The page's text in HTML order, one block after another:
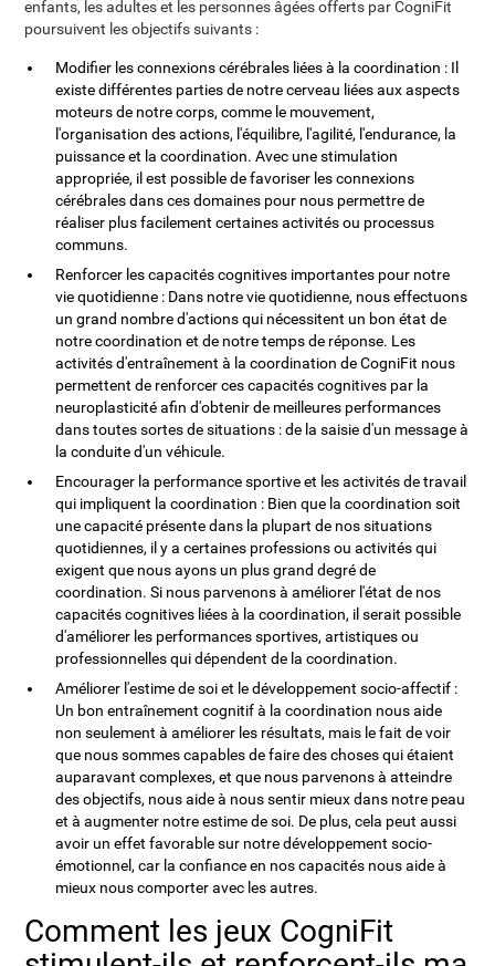
enfants, les adultes et les personnes âgées offerts par CogniFit
poursuivent les objectifs suivants :
Modifier les connexions cérébrales liées à la coordination : Il
existe différentes parties de notre cerveau liées aux aspects
moteurs de notre corps, comme le mouvement,
l'organisation des actions, l'équilibre, l'agilité, l'endurance, la
puissance et la coordination. Avec une stimulation
appropriée, il est possible de favoriser les connexions
cérébrales dans ces domaines pour nous permettre de
réaliser plus facilement certaines activités ou processus
communs.
Renforcer les capacités cognitives importantes pour notre
vie quotidienne : Dans notre vie quotidienne, nous effectuons
un grand nombre d'actions qui nécessitent un bon état de
notre coordination et de notre temps de réponse. Les
activités d'entraînement à la coordination de CogniFit nous
permettent de renforcer ces capacités cognitives par la
neuroplasticité afin d'obtenir de meilleures performances
dans toutes sortes de situations : de la saisie d'un message à
la conduite d'un véhicule.
Encourager la performance sportive et les activités de travail
qui impliquent la coordination : Bien que la coordination soit
une capacité présente dans la plupart de nos situations
quotidiennes, il y a certaines professions ou activités qui
exigent que nous ayons un plus grand degré de
coordination. Si nous parvenons à améliorer l'état de nos
capacités cognitives liées à la coordination, il serait possible
d'améliorer les performances sportives, artistiques ou
professionnelles qui dépendent de la coordination.
Améliorer l'estime de soi et le développement socio-affectif :
Un bon entraînement cognitif à la coordination nous aide
non seulement à améliorer les résultats, mais le fait de voir
que nous sommes capables de faire des choses qui étaient
auparavant complexes, et que nous parvenons à atteindre
des objectifs, nous aide à nous sentir mieux dans notre peau
et à augmenter notre estime de soi. De plus, cela peut aussi
avoir un effet favorable sur notre développement socio-
émotionnel, car la confiance en nos capacités nous aide à
mieux nous comporter avec les autres.
Comment les jeux CogniFit